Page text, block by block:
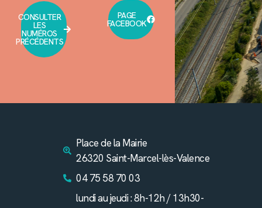
CONSULTER
LES
NUMÉROS
PRÉCÉDENTS
PAGE
FACEBOOK
Place de la Mairie
26320 Saint-Marcel-lès-Valence
04 75 58 70 03
lundi au jeudi : 8h-12h / 13h30-